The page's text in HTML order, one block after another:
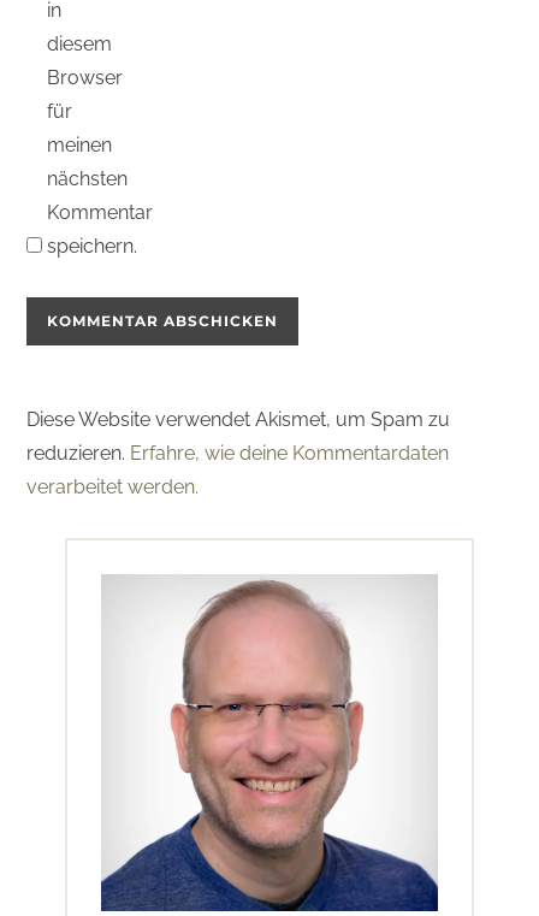
in
diesem
Browser
für
meinen
nächsten
Kommentar
speichern.
Diese Website verwendet Akismet, um Spam zu
reduzieren. Erfahre, wie deine Kommentardaten
verarbeitet werden.